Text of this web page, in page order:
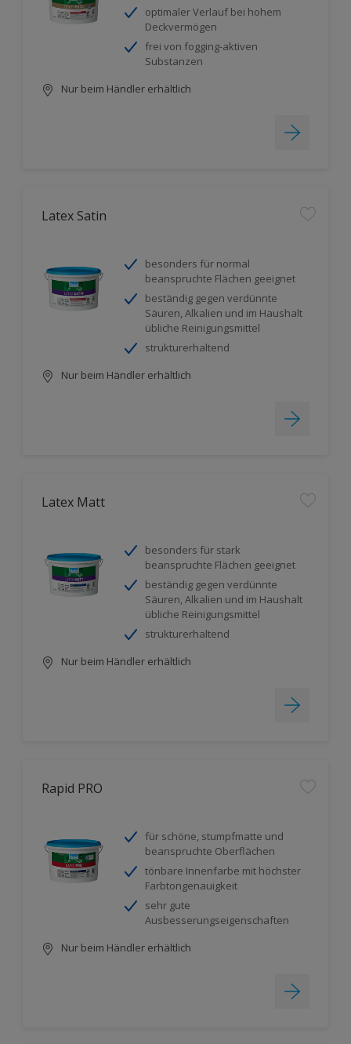
optimaler Verlauf bei hohem
Deckvermögen
frei von fogging-aktiven
Substanzen
Nur beim Händler erhältlich
Latex Satin
besonders für normal
beanspruchte Flächen geeignet
beständig gegen verdünnte
Säuren, Alkalien und im Haushalt
übliche Reinigungsmittel
strukturerhaltend
Nur beim Händler erhältlich
Latex Matt
besonders für stark
beanspruchte Flächen geeignet
beständig gegen verdünnte
Säuren, Alkalien und im Haushalt
übliche Reinigungsmittel
strukturerhaltend
Nur beim Händler erhältlich
Rapid PRO
für schöne, stumpfmatte und
beanspruchte Oberflächen
tönbare Innenfarbe mit höchster
Farbtongenauigkeit
sehr gute
Ausbesserungseigenschaften
Nur beim Händler erhältlich